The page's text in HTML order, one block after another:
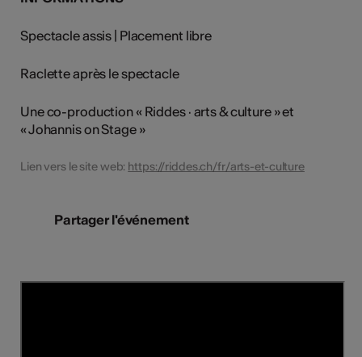
Spectacle assis | Placement libre
Raclette après le spectacle
Une co-production « Riddes · arts & culture » et
« Johannis on Stage »
Lien vers le site web: https://riddes.ch/fr/arts-et-culture
Partager l'événement